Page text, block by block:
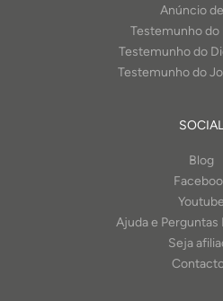
Anúncio
Testemunho do
Testemunho do
Testemunho do
SOCIAL
Blog
Youtube
Ajuda e Perguntas
Seja